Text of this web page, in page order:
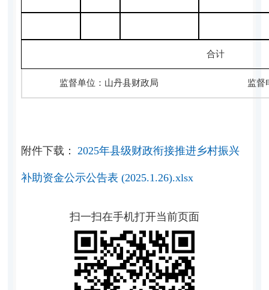
合计
监督单位：山丹县财政局 监督电
附件下载： 2025年县级财政衔接推进乡村振兴
补助资金公示公告表 (2025.1.26).xlsx
扫一扫在手机打开当前页面